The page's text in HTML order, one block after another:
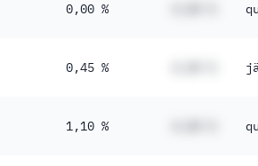
0,00 %
0,45 %
1,10 %